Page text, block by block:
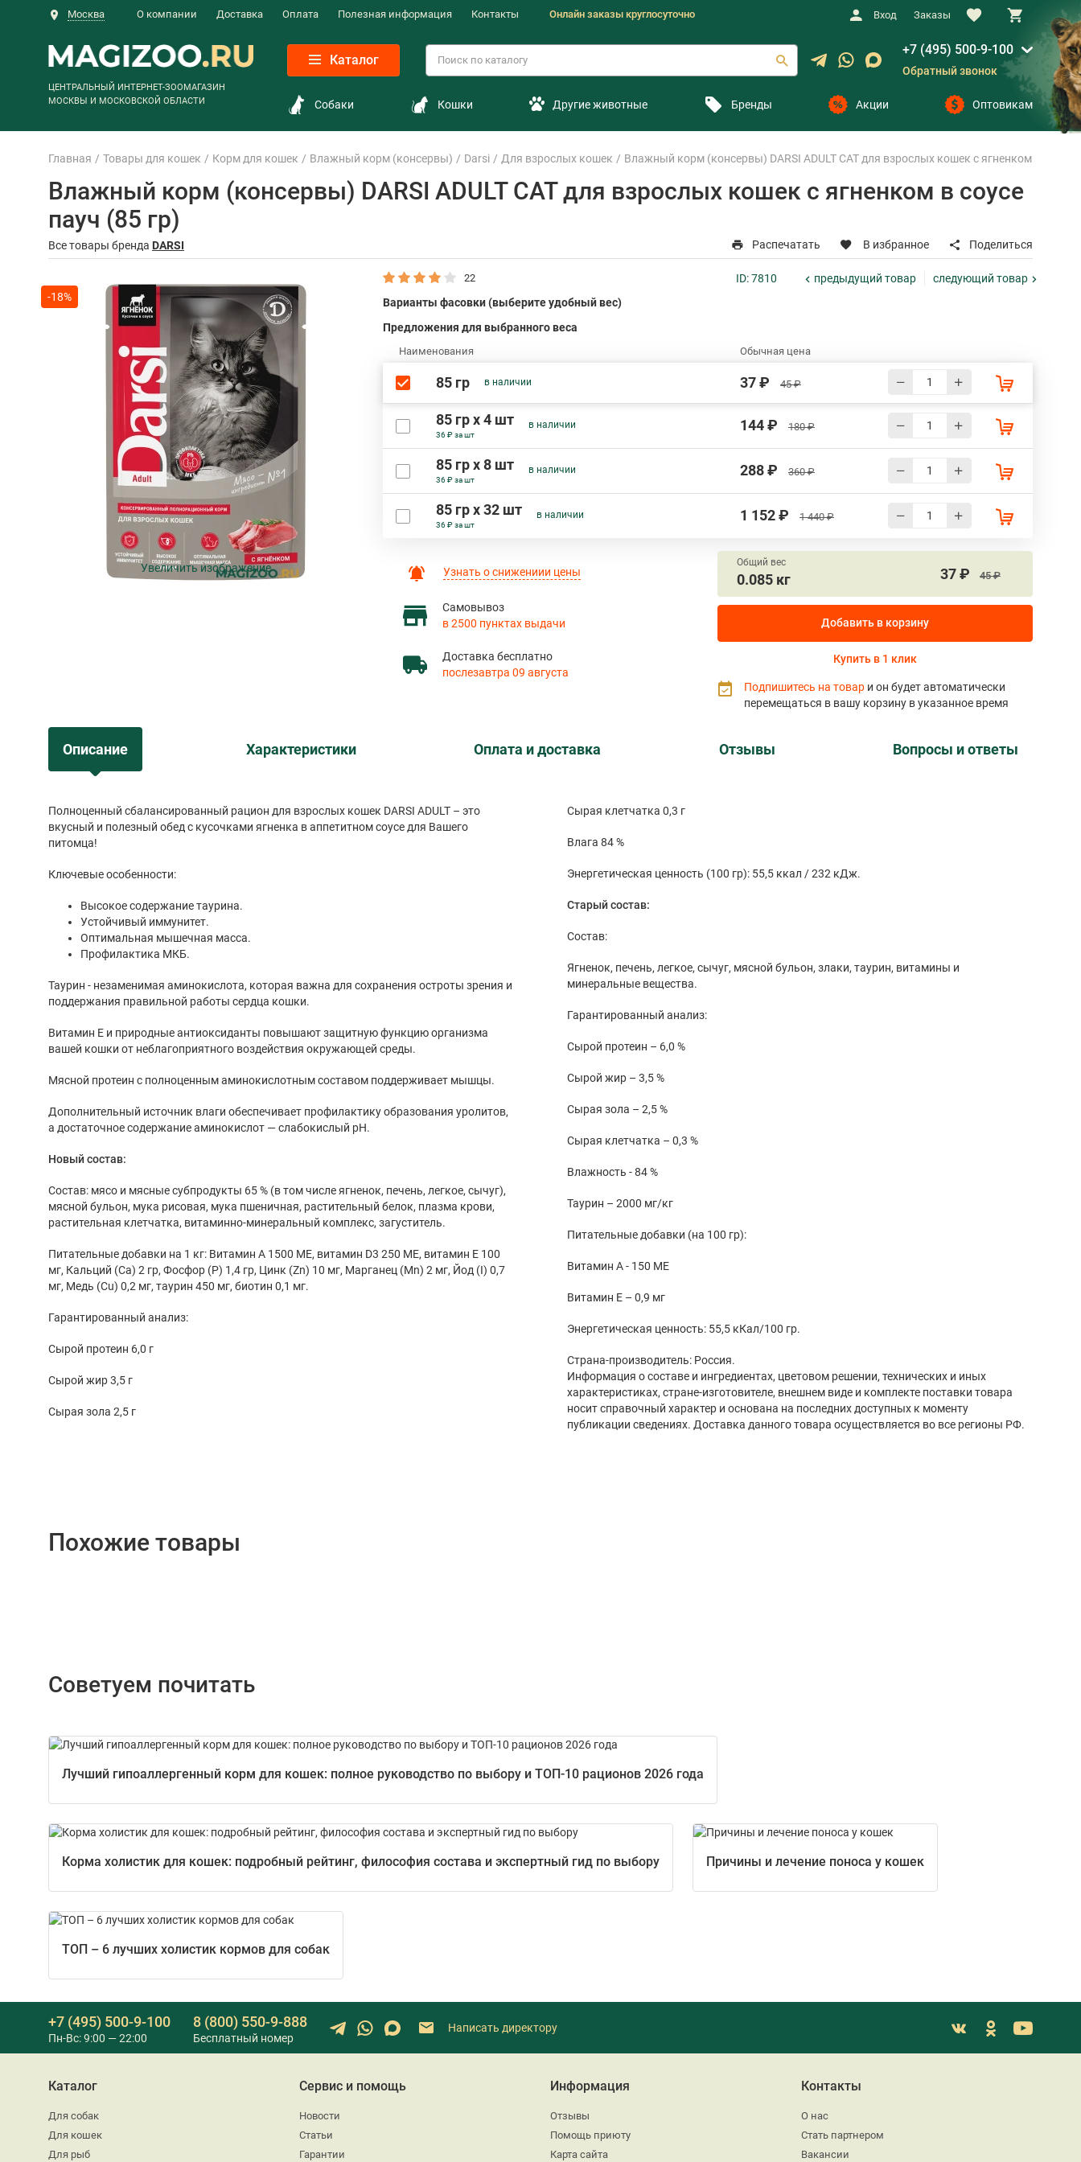
Москва О компании Доставка Оплата Полезная информация Контакты Онлайн заказы круглосуточно Вход Заказы
ЦЕНТРАЛЬНЫЙ ИНТЕРНЕТ-ЗООМАГАЗИН
МОСКВЫ И МОСКОВСКОЙ ОБЛАСТИ
Каталог
+7 (495) 500-9-100
Обратный звонок
Собаки Кошки Другие животные Бренды Акции Оптовикам
Главная Товары для кошек Корм для кошек Влажный корм (консервы) Darsi Для взрослых кошек Влажный корм (консервы) DARSI ADULT CAT для взрослых кошек с ягненком в соусе
Влажный корм (консервы) DARSI ADULT CAT для взрослых кошек с ягненком в соусе
пауч (85 гр)
Все товары бренда DARSI Распечатать В избранное Поделиться
-18%
Увеличить изображение
22 ID: 7810 предыдущий товар следующий товар
Варианты фасовки (выберите удобный вес)
Предложения для выбранного веса
Наименования Обычная цена
85 гр в наличии 37 ₽ 45 ₽
85 гр х 4 шт
36 ₽ за шт
в наличии 144 ₽ 180 ₽
85 гр х 8 шт
36 ₽ за шт
в наличии 288 ₽ 360 ₽
85 гр х 32 шт
36 ₽ за шт
в наличии 1 152 ₽ 1 440 ₽
Узнать о снижениии цены
Самовывоз
в 2500 пунктах выдачи
Доставка бесплатно
послезавтра 09 августа
Общий вес
0.085 кг 37 ₽ 45 ₽
Добавить в корзину
Купить в 1 клик
Подпишитесь на товар и он будет автоматически
перемещаться в вашу корзину в указанное время
Описание Характеристики Оплата и доставка Отзывы Вопросы и ответы
Полноценный сбалансированный рацион для взрослых кошек DARSI ADULT – это
вкусный и полезный обед с кусочками ягненка в аппетитном соусе для Вашего
питомца!
Ключевые особенности:
Высокое содержание таурина.
Устойчивый иммунитет.
Оптимальная мышечная масса.
Профилактика МКБ.
Таурин - незаменимая аминокислота, которая важна для сохранения остроты зрения и
поддержания правильной работы сердца кошки.
Витамин Е и природные антиоксиданты повышают защитную функцию организма
вашей кошки от неблагоприятного воздействия окружающей среды.
Мясной протеин с полноценным аминокислотным составом поддерживает мышцы.
Дополнительный источник влаги обеспечивает профилактику образования уролитов,
а достаточное содержание аминокислот — слабокислый рН.
Новый состав:
Состав: мясо и мясные субпродукты 65 % (в том числе ягненок, печень, легкое, сычуг),
мясной бульон, мука рисовая, мука пшеничная, растительный белок, плазма крови,
растительная клетчатка, витаминно-минеральный комплекс, загуститель.
Питательные добавки на 1 кг: Витамин А 1500 МЕ, витамин D3 250 МЕ, витамин Е 100
мг, Кальций (Ca) 2 гр, Фосфор (P) 1,4 гр, Цинк (Zn) 10 мг, Mарганец (Mn) 2 мг, Йод (I) 0,7
мг, Медь (Cu) 0,2 мг, таурин 450 мг, биотин 0,1 мг.
Гарантированный анализ:
Сырой протеин 6,0 г
Сырой жир 3,5 г
Сырая зола 2,5 г
Сырая клетчатка 0,3 г
Влага 84 %
Энергетическая ценность (100 гр): 55,5 ккал / 232 кДж.
Старый состав:
Состав:
Ягненок, печень, легкое, сычуг, мясной бульон, злаки, таурин, витамины и
минеральные вещества.
Гарантированный анализ:
Сырой протеин – 6,0 %
Сырой жир – 3,5 %
Сырая зола – 2,5 %
Сырая клетчатка – 0,3 %
Влажность - 84 %
Таурин – 2000 мг/кг
Питательные добавки (на 100 гр):
Витамин А - 150 ME
Витамин Е – 0,9 мг
Энергетическая ценность: 55,5 кКал/100 гр.
Страна-производитель: Россия.
Информация о составе и ингредиентах, цветовом решении, технических и иных
характеристиках, стране-изготовителе, внешнем виде и комплекте поставки товара
носит справочный характер и основана на последних доступных к моменту
публикации сведениях. Доставка данного товара осуществляется во все регионы РФ.
Похожие товары
Советуем почитать
Лучший гипоаллергенный корм для кошек: полное руководство по выбору и ТОП-10 рационов 2026 года
Корма холистик для кошек: подробный рейтинг, философия состава и экспертный гид по выбору Причины и лечение поноса у кошек
ТОП – 6 лучших холистик кормов для собак
+7 (495) 500-9-100
Пн-Вс: 9:00 — 22:00
8 (800) 550-9-888
Бесплатный номер
Написать директору
Каталог
Для собак
Для кошек
Для рыб
Сервис и помощь
Новости
Статьи
Гарантии
Информация
Отзывы
Помощь приюту
Карта сайта
Контакты
О нас
Стать партнером
Вакансии